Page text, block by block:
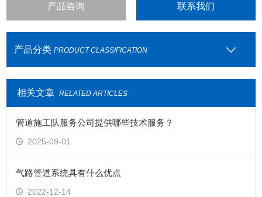
产品咨询 联系我们
产品分类 PRODUCT CLASSIFICATION
相关文章 RELATED ARTICLES
管道施工队服务公司提供哪些技术服务？
2025-09-01
气路管道系统具有什么优点
2022-12-14